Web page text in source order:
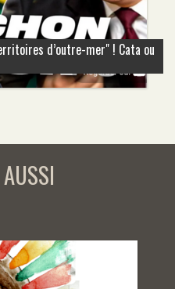
d’outre-mer" ! Cata ou